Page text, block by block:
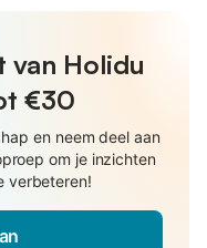
van Holidu
€30
en neem deel aan
om je inzichten
verbeteren!